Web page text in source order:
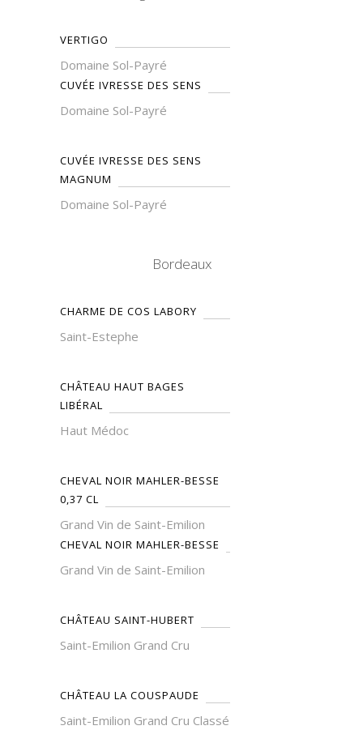
VERTIGO
Domaine Sol-Payré
CUVÉE IVRESSE DES SENS
Domaine Sol-Payré
CUVÉE IVRESSE DES SENS
MAGNUM
Domaine Sol-Payré
Bordeaux
CHARME DE COS LABORY
Saint-Estephe
CHÂTEAU HAUT BAGES
LIBÉRAL
Haut Médoc
CHEVAL NOIR MAHLER-BESSE
0,37 CL
Grand Vin de Saint-Emilion
CHEVAL NOIR MAHLER-BESSE
Grand Vin de Saint-Emilion
CHÂTEAU SAINT-HUBERT
Saint-Emilion Grand Cru
CHÂTEAU LA COUSPAUDE
Saint-Emilion Grand Cru Classé